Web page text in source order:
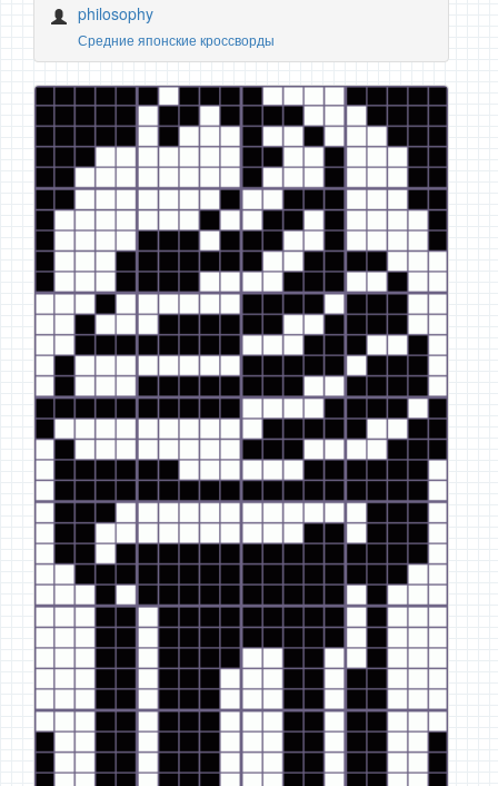
philosophy
Средние японские кроссворды